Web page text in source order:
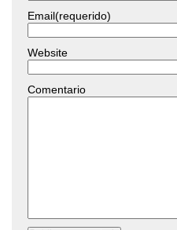
Email(requerido)
Website
Comentario